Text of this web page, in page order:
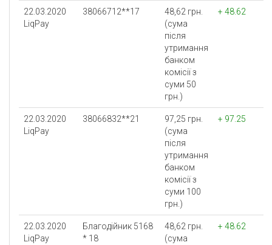
22.03.2020
LiqPay
38066712**17
48,62 грн.
(сума
після
утримання
банком
комісії з
суми 50
грн.)
+ 48.62
22.03.2020
LiqPay
38066832**21
97,25 грн.
(сума
після
утримання
банком
комісії з
суми 100
грн.)
+ 97.25
22.03.2020
LiqPay
Благодійник 5168
* 18
48,62 грн.
(сума
+ 48.62